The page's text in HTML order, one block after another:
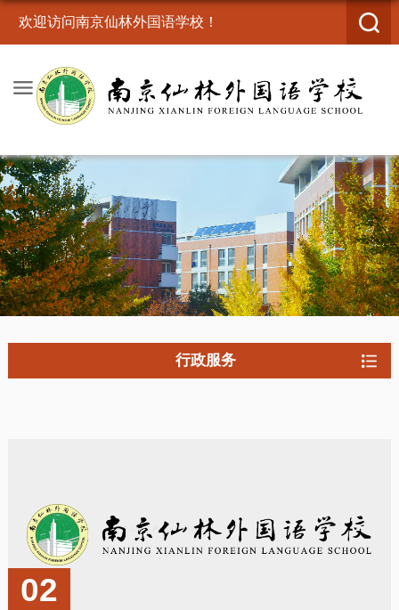
欢迎访问南京仙林外国语学校！
行政服务
02